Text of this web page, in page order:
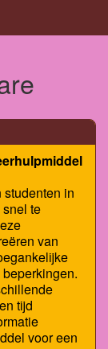
studenten in
te
van
tijd
voor een